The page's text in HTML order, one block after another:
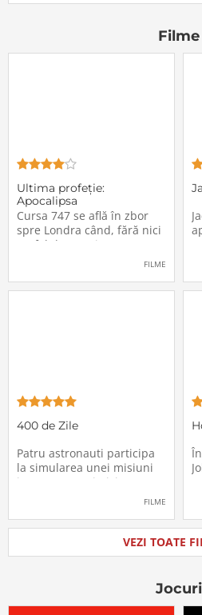
Filme
Ultima profeţie:
Apocalipsa
Cursa 747 se află în zbor
spre Londra când, fără nici
un fel de avertisment,
pasagerii încep să dispară
locurile lor. Teroarea și
FILME
400 de Zile
Patru astronauti participa
la simularea unei misiuni
in care sunt trimisi pe o
psihologice pe care le are
calatoria in spatiu. Starea
mentala a astronautilor
FILME
VEZI TOATE
Jocuri